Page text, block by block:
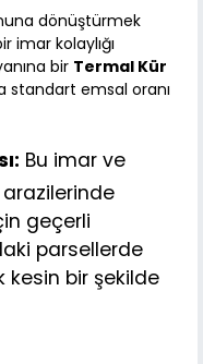
dönüştürmek
imar kolaylığı
bir Termal Kür
emsal oranı
Bu imar ve
geçerli
parsellerde
kesin bir şekilde